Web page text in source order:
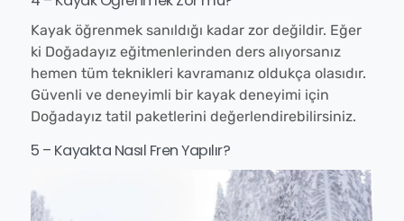
Kayak öğrenmek sanıldığı kadar zor değildir. Eğer
ki Doğadayız eğitmenlerinden ders alıyorsanız
hemen tüm teknikleri kavramanız oldukça olasıdır.
Güvenli ve deneyimli bir kayak deneyimi için
Doğadayız tatil paketlerini değerlendirebilirsiniz.
5 – Kayakta Nasıl Fren Yapılır?